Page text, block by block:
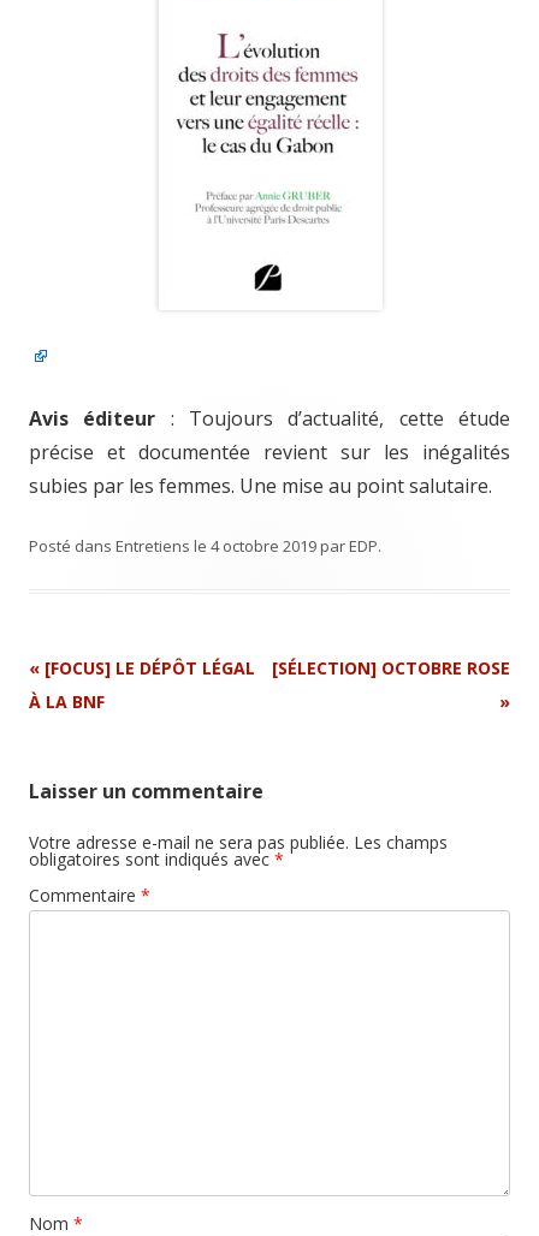
Avis éditeur : Toujours d’actualité, cette étude
précise et documentée revient sur les inégalités
subies par les femmes. Une mise au point salutaire.
Posté dans Entretiens le 4 octobre 2019parEDP.
Navigation
Article
« [FOCUS] LE DÉPÔT LÉGAL
À LA BNF
[SÉLECTION] OCTOBRE ROSE
»
Laisser un commentaire
Votre adresse e-mail ne sera pas publiée. Les champs
obligatoires sont indiqués avec *
Commentaire *
Nom *